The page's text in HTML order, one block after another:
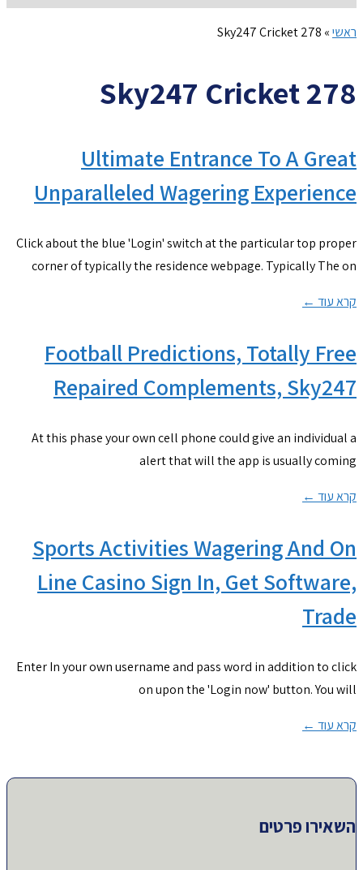
ראשי»
Sky247 Cricket 278
Sky247 Cricket 278
Ultimate Entrance To A Great
Unparalleled Wagering Experience
Click about the blue 'Login' switch at the particular top proper
corner of typically the residence webpage. Typically The on
קרא עוד ←
Football Predictions, Totally Free
Repaired Complements, Sky247
At this phase your own cell phone could give an individual a
alert that will the app is usually coming
קרא עוד ←
Sports Activities Wagering And On
Line Casino Sign In, Get Software,
Trade
Enter In your own username and pass word in addition to click
on upon the 'Login now' button. You will
קרא עוד ←
השאירו פרטים